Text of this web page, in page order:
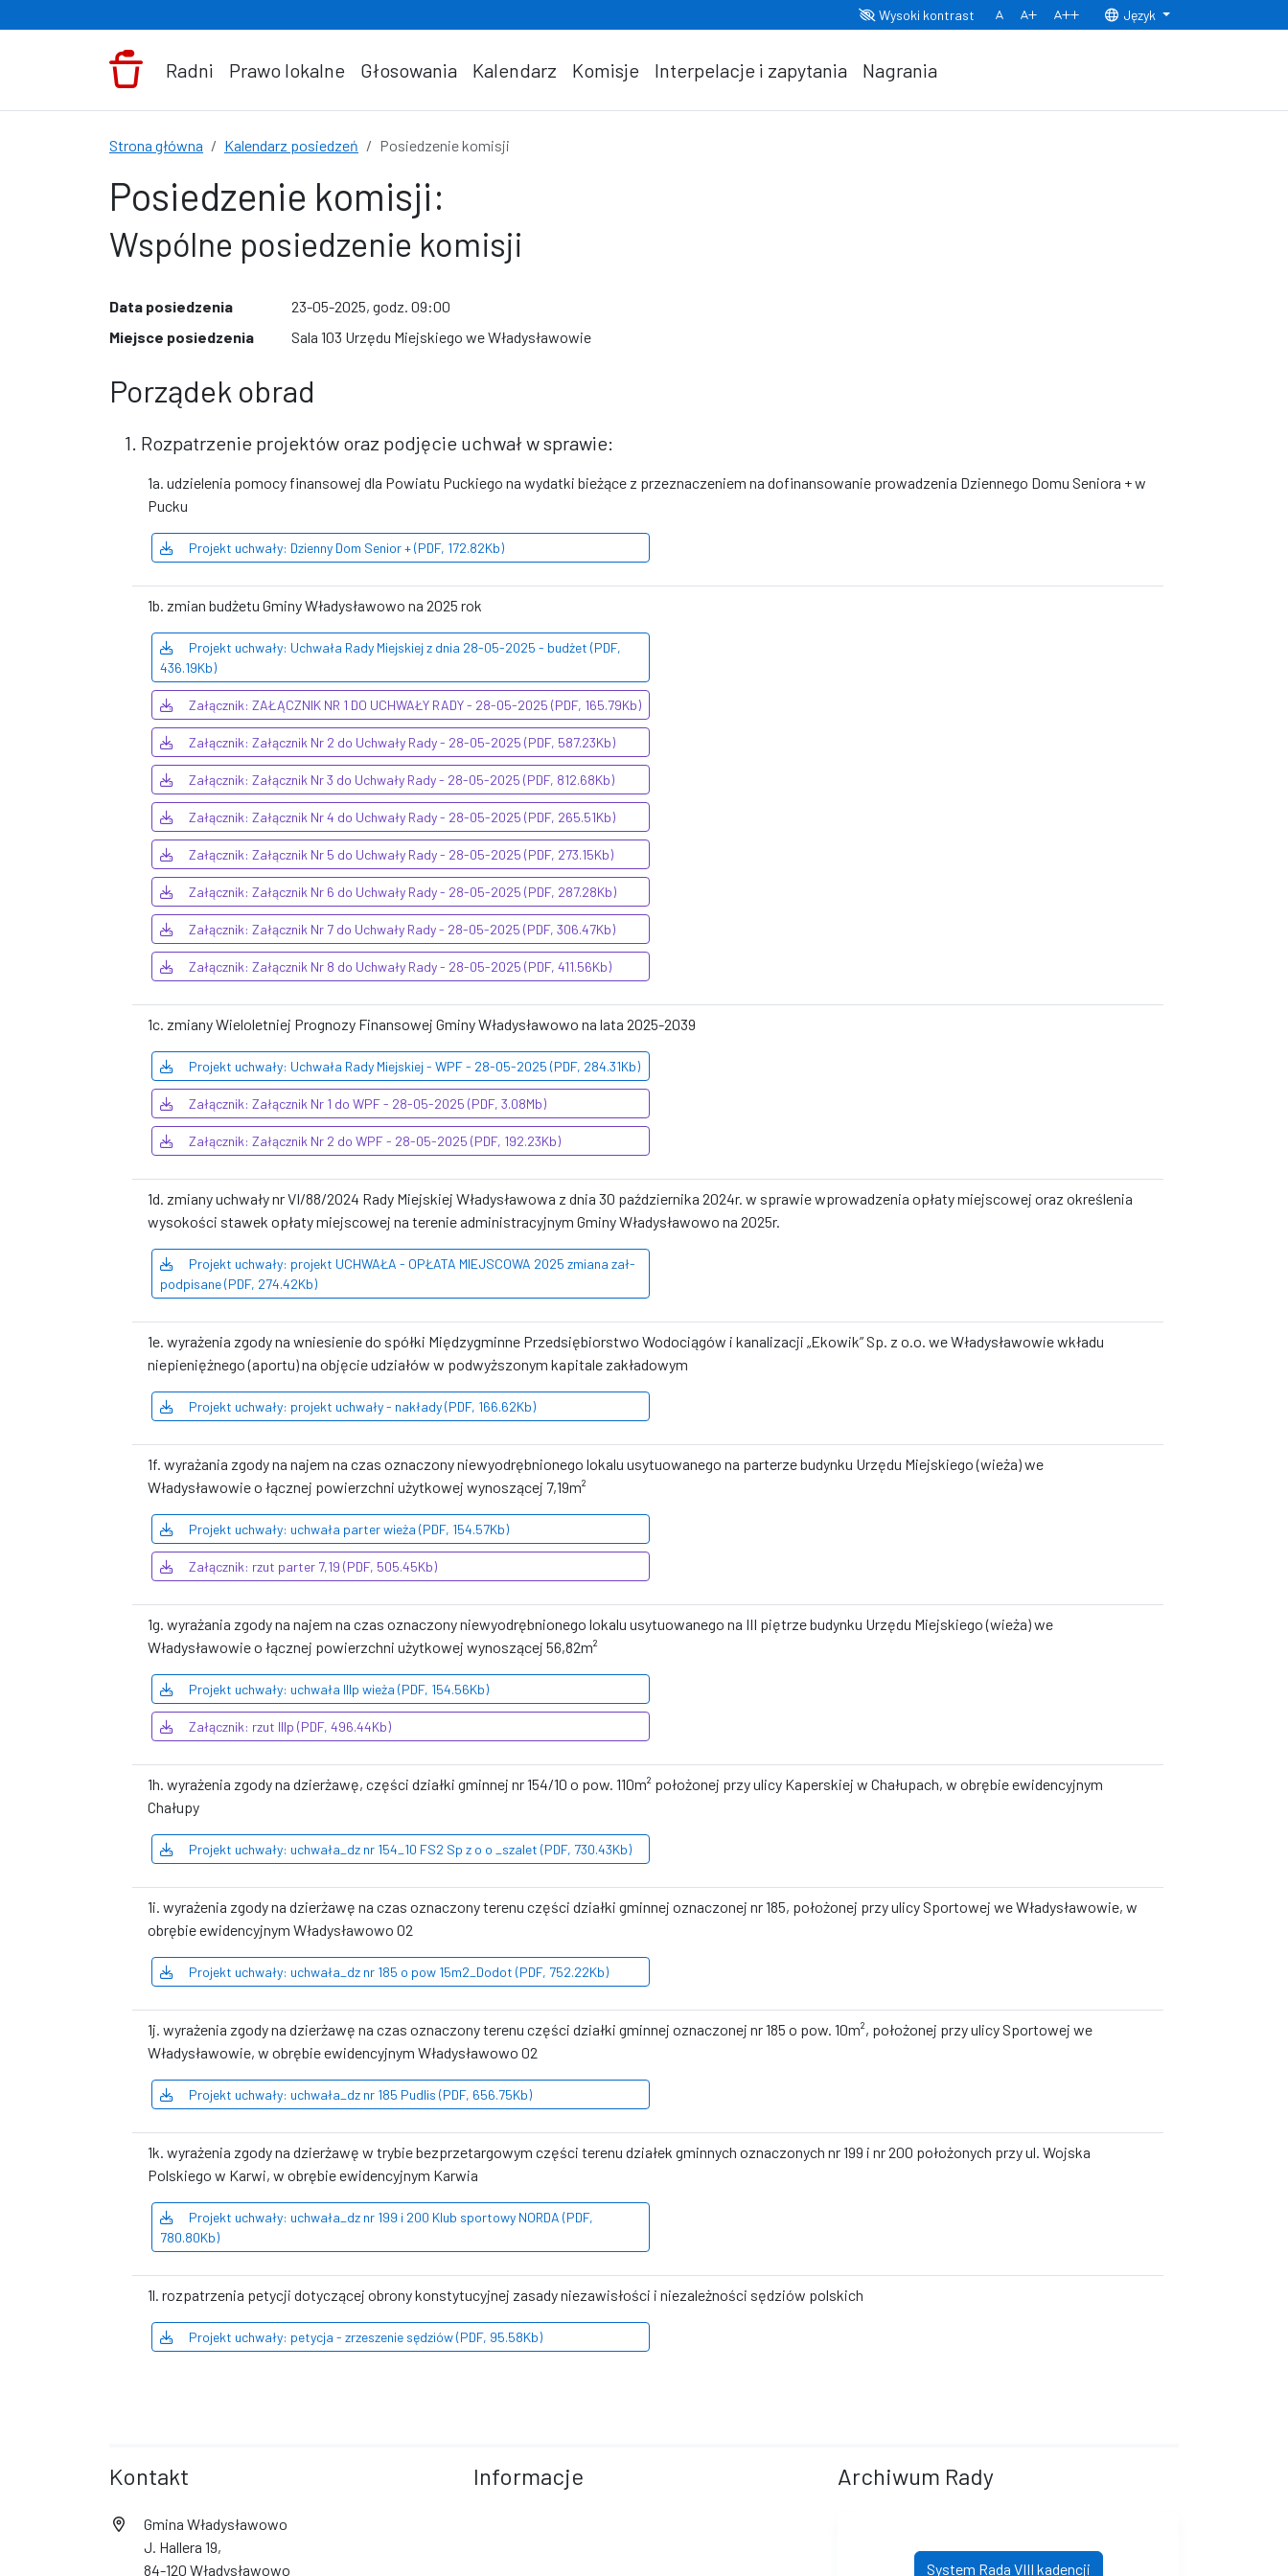
Wysoki kontrast
Normalny rozmiar czcionki
Rozmiar czcionki 150% Rozmiar czcionki 200%
Język
Radni Prawo lokalne Głosowania Kalendarz Komisje Interpelacje i zapytania Nagrania
Strona główna Kalendarz posiedzeń Posiedzenie komisji
Posiedzenie komisji:
Wspólne posiedzenie komisji
Data posiedzenia
23-05-2025, godz. 09:00
Miejsce posiedzenia
Sala 103 Urzędu Miejskiego we Władysławowie
Porządek obrad
1. Rozpatrzenie projektów oraz podjęcie uchwał w sprawie:
1a. udzielenia pomocy finansowej dla Powiatu Puckiego na wydatki bieżące z przeznaczeniem na dofinansowanie prowadzenia Dziennego Domu Seniora + w
Pucku
Projekt uchwały: Dzienny Dom Senior + (PDF, 172.82Kb)
1b. zmian budżetu Gminy Władysławowo na 2025 rok
Projekt uchwały: Uchwała Rady Miejskiej z dnia 28-05-2025 - budżet (PDF,
436.19Kb)
Załącznik: ZAŁĄCZNIK NR 1 DO UCHWAŁY RADY - 28-05-2025 (PDF, 165.79Kb)
Załącznik: Załącznik Nr 2 do Uchwały Rady - 28-05-2025 (PDF, 587.23Kb)
Załącznik: Załącznik Nr 3 do Uchwały Rady - 28-05-2025 (PDF, 812.68Kb)
Załącznik: Załącznik Nr 4 do Uchwały Rady - 28-05-2025 (PDF, 265.51Kb)
Załącznik: Załącznik Nr 5 do Uchwały Rady - 28-05-2025 (PDF, 273.15Kb)
Załącznik: Załącznik Nr 6 do Uchwały Rady - 28-05-2025 (PDF, 287.28Kb)
Załącznik: Załącznik Nr 7 do Uchwały Rady - 28-05-2025 (PDF, 306.47Kb)
Załącznik: Załącznik Nr 8 do Uchwały Rady - 28-05-2025 (PDF, 411.56Kb)
1c. zmiany Wieloletniej Prognozy Finansowej Gminy Władysławowo na lata 2025-2039
Projekt uchwały: Uchwała Rady Miejskiej - WPF - 28-05-2025 (PDF, 284.31Kb)
Załącznik: Załącznik Nr 1 do WPF - 28-05-2025 (PDF, 3.08Mb)
Załącznik: Załącznik Nr 2 do WPF - 28-05-2025 (PDF, 192.23Kb)
1d. zmiany uchwały nr VI/88/2024 Rady Miejskiej Władysławowa z dnia 30 października 2024r. w sprawie wprowadzenia opłaty miejscowej oraz określenia
wysokości stawek opłaty miejscowej na terenie administracyjnym Gminy Władysławowo na 2025r.
Projekt uchwały: projekt UCHWAŁA - OPŁATA MIEJSCOWA 2025 zmiana zał-
podpisane (PDF, 274.42Kb)
1e. wyrażenia zgody na wniesienie do spółki Międzygminne Przedsiębiorstwo Wodociągów i kanalizacji „Ekowik” Sp. z o.o. we Władysławowie wkładu
niepieniężnego (aportu) na objęcie udziałów w podwyższonym kapitale zakładowym
Projekt uchwały: projekt uchwały - nakłady (PDF, 166.62Kb)
1f. wyrażania zgody na najem na czas oznaczony niewyodrębnionego lokalu usytuowanego na parterze budynku Urzędu Miejskiego (wieża) we
Władysławowie o łącznej powierzchni użytkowej wynoszącej 7,19m²
Projekt uchwały: uchwała parter wieża (PDF, 154.57Kb)
Załącznik: rzut parter 7,19 (PDF, 505.45Kb)
1g. wyrażania zgody na najem na czas oznaczony niewyodrębnionego lokalu usytuowanego na III piętrze budynku Urzędu Miejskiego (wieża) we
Władysławowie o łącznej powierzchni użytkowej wynoszącej 56,82m²
Projekt uchwały: uchwała IIIp wieża (PDF, 154.56Kb)
Załącznik: rzut IIIp (PDF, 496.44Kb)
1h. wyrażenia zgody na dzierżawę, części działki gminnej nr 154/10 o pow. 110m² położonej przy ulicy Kaperskiej w Chałupach, w obrębie ewidencyjnym
Chałupy
Projekt uchwały: uchwała_dz nr 154_10 FS2 Sp z o o _szalet (PDF, 730.43Kb)
1i. wyrażenia zgody na dzierżawę na czas oznaczony terenu części działki gminnej oznaczonej nr 185, położonej przy ulicy Sportowej we Władysławowie, w
obrębie ewidencyjnym Władysławowo 02
Projekt uchwały: uchwała_dz nr 185 o pow 15m2_Dodot (PDF, 752.22Kb)
1j. wyrażenia zgody na dzierżawę na czas oznaczony terenu części działki gminnej oznaczonej nr 185 o pow. 10m², położonej przy ulicy Sportowej we
Władysławowie, w obrębie ewidencyjnym Władysławowo 02
Projekt uchwały: uchwała_dz nr 185 Pudlis (PDF, 656.75Kb)
1k. wyrażenia zgody na dzierżawę w trybie bezprzetargowym części terenu działek gminnych oznaczonych nr 199 i nr 200 położonych przy ul. Wojska
Polskiego w Karwi, w obrębie ewidencyjnym Karwia
Projekt uchwały: uchwała_dz nr 199 i 200 Klub sportowy NORDA (PDF,
780.80Kb)
1l. rozpatrzenia petycji dotyczącej obrony konstytucyjnej zasady niezawisłości i niezależności sędziów polskich
Projekt uchwały: petycja - zrzeszenie sędziów (PDF, 95.58Kb)
Kontakt
Gmina Władysławowo
J. Hallera 19,
84-120 Władysławowo
Informacje Archiwum Rady
System Rada VIII kadencji